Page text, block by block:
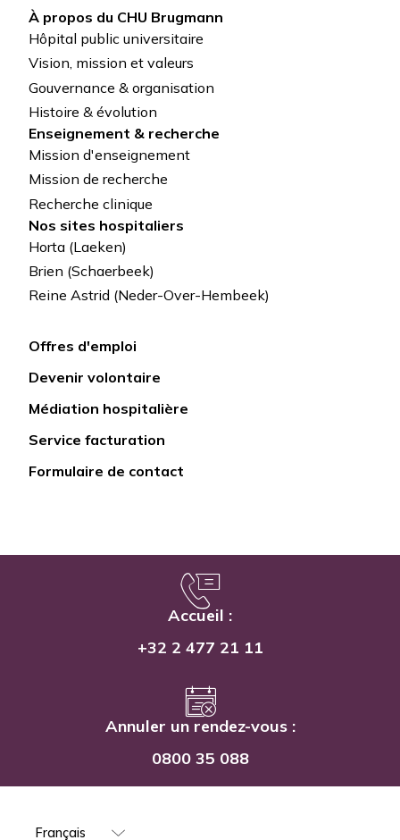
Pied
de
page
À propos du CHU Brugmann
Hôpital public universitaire
Vision, mission et valeurs
Gouvernance & organisation
Histoire & évolution
Enseignement & recherche
Mission d'enseignement
Mission de recherche
Recherche clinique
Nos sites hospitaliers
Horta (Laeken)
Brien (Schaerbeek)
Reine Astrid (Neder-Over-Hembeek)
Lien
rapide
Offres d'emploi
Devenir volontaire
Médiation hospitalière
Service facturation
Formulaire de contact
Accueil :
+32 2 477 21 11
Annuler un rendez-vous :
0800 35 088
your